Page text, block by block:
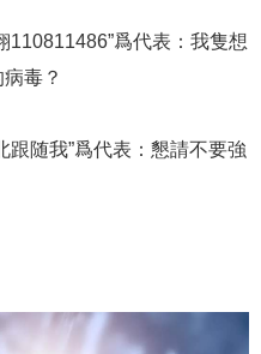
110811486”爲代表：我隻想
毒？
跟随我”爲代表：懇請不要強